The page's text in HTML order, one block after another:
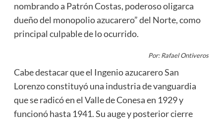
nombrando a Patrón Costas, poderoso oligarca
dueño del monopolio azucarero” del Norte, como
principal culpable de lo ocurrido.
Por: Rafael Ontiveros
Cabe destacar que el Ingenio azucarero San
Lorenzo constituyó una industria de vanguardia
que se radicó en el Valle de Conesa en 1929 y
funcionó hasta 1941. Su auge y posterior cierre